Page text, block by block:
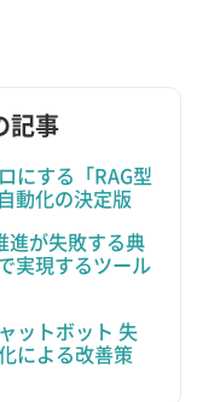
記事
にする「RAG型
動化の決定版
進が失敗する典
実現するツール
ットボット 失
による改善策